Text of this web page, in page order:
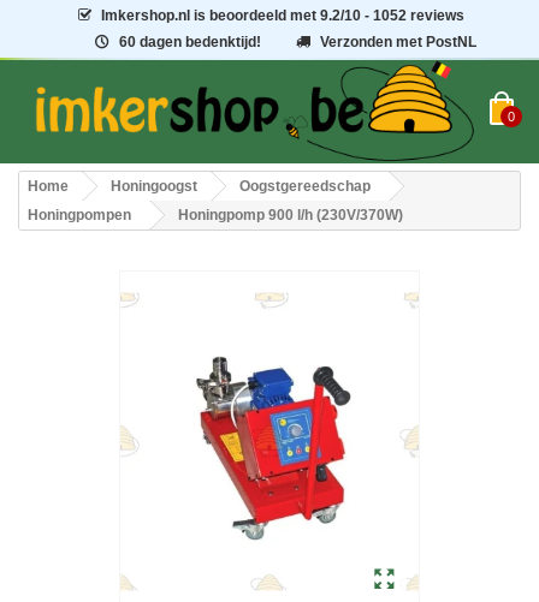
Imkershop.nl is beoordeeld met9.2/10 - 1052 reviews
60 dagen bedenktijd!
Verzonden met PostNL
0
Home Honingoogst
Oogstgereedschap
Honingpompen
Honingpomp 900 l/h (230V/370W)